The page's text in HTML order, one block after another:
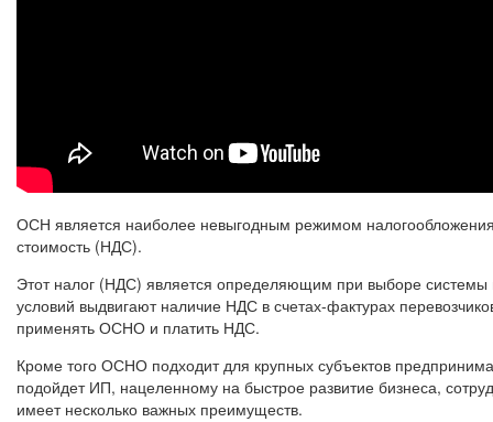
ОСН является наиболее невыгодным режимом налогообложения
стоимость (НДС).
Этот налог (НДС) является определяющим при выборе системы
условий выдвигают наличие НДС в счетах-фактурах
применять ОСНО и платить НДС.
Кроме того ОСНО подходит для крупных субъектов
подойдет ИП, нацеленному на быстрое развитие бизнеса,
имеет несколько важных преимуществ.